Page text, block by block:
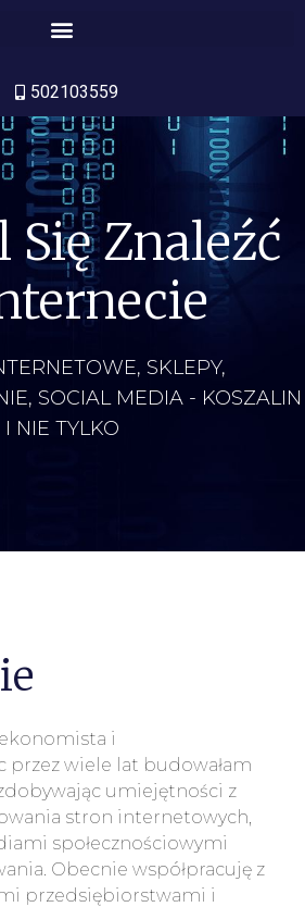
502103559
Się Znaleźć
SKLEPY,
SOCIAL MEDIA - KOSZALIN
I NIE TYLKO
i
wiele lat budowałam
umiejętności z
stron internetowych,
społecznościowymi
Obecnie współpracuję z
przedsiębiorstwami i